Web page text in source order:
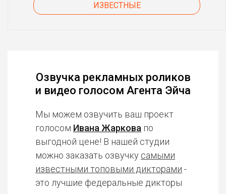
ИЗВЕСТНЫЕ
Озвучка рекламных роликов
и видео голосом Агента Эйча
Мы можем озвучить ваш проект
голосом Ивана Жаркова по
выгодной цене! В нашей студии
можно заказать озвучку самыми
известными топовыми дикторами -
это лучшие федеральные дикторы